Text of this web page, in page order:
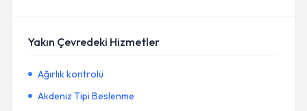
Yakın Çevredeki Hizmetler
Ağırlık kontrolü
Akdeniz Tipi Beslenme